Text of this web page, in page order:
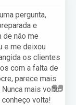
pergunta,
e
de não me
e me deixou
os clientes
com a falta de
parece mais
mais volto
volta!